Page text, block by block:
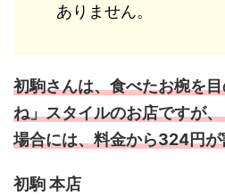
ありません。
初駒さんは、食べたお椀を
ね」スタイルのお店ですが
場合には、料金から324円
初駒 本店